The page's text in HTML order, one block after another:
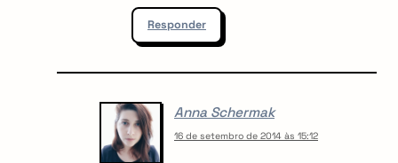
Responder
Anna Schermak
16 de setembro de 2014 às 15:12